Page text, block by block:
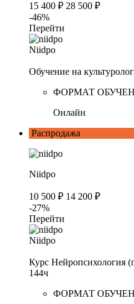
15 400 ₽ 28 500 ₽
-46%
Перейти
Niidpo
Обучение на
ФОРМАТ
Онлайн
Распродажа
Niidpo
10 500 ₽ 14 200 ₽
-27%
Перейти
Niidpo
Курс Нейропсихология
144ч
ФОРМАТ